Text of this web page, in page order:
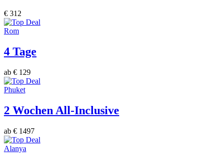
€ 312
Rom
4 Tage
ab € 129
Phuket
2 Wochen All-Inclusive
ab € 1497
Alanya